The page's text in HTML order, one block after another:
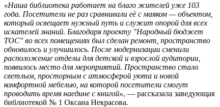
«Наша библиотека работает на благо жителей уже 103
года. Посетители не раз сравнивали её с маяком — объектом,
который освещает нужный путь и служит опорой для всех
искателей знаний. Благодаря проекту "Народный бюджет
ТОС" во всех помещениях был сделан ремонт, пространство
обновилось и улучшилось. После модернизации сменили
расположение отделы для детской и взрослой аудитории,
появилось место для мероприятий. Пространство стало
светлым, просторным с атмосферой уюта и новой
комфортной мебелью, на которой посетители смогут
проводить время наедине с книгой», — рассказала заведующая
библиотекой № 1 Оксана Некрасова.